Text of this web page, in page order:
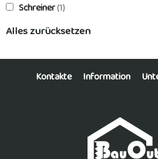
Schreiner(1)
Alles zurücksetzen
Kontakte Information